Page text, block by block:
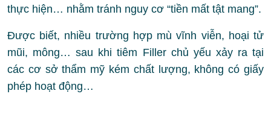
thực hiện… nhằm tránh nguy cơ “tiền mất tật mang”.
Được biết, nhiều trường hợp mù vĩnh viễn, hoại tử
mũi, mông… sau khi tiêm Filler chủ yếu xảy ra tại
các cơ sở thẩm mỹ kém chất lượng, không có giấy
phép hoạt động…